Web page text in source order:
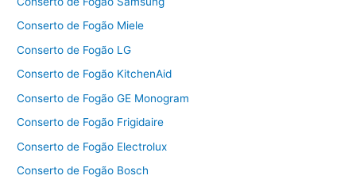
Conserto de Fogão Miele
Conserto de Fogão LG
Conserto de Fogão KitchenAid
Conserto de Fogão GE Monogram
Conserto de Fogão Frigidaire
Conserto de Fogão Electrolux
Conserto de Fogão Bosch